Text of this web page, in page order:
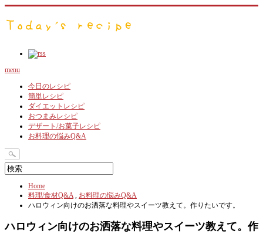
menu
今日のレシピ
簡単レシピ
ダイエットレシピ
おつまみレシピ
デザート/お菓子レシピ
お料理の悩みQ&A
Home
料理/食材Q&A, お料理の悩みQ&A
ハロウィン向けのお洒落な料理やスイーツ教えて。作りたいです。
ハロウィン向けのお洒落な料理やスイーツ教えて。作